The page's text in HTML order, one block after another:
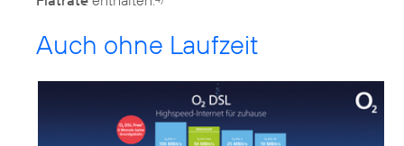
Auch ohne Laufzeit